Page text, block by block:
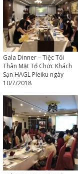
Gala Dinner – Tiệc Tối
Thân Mật Tổ Chức Khách
Sạn HAGL Pleiku ngày
10/7/2018